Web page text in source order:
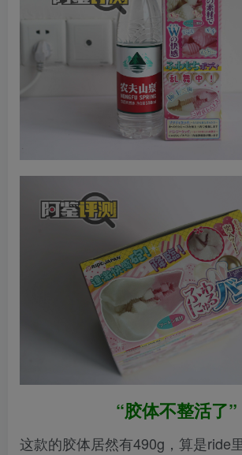
“胶体不整活了”
这款的胶体居然有490g，算是ride